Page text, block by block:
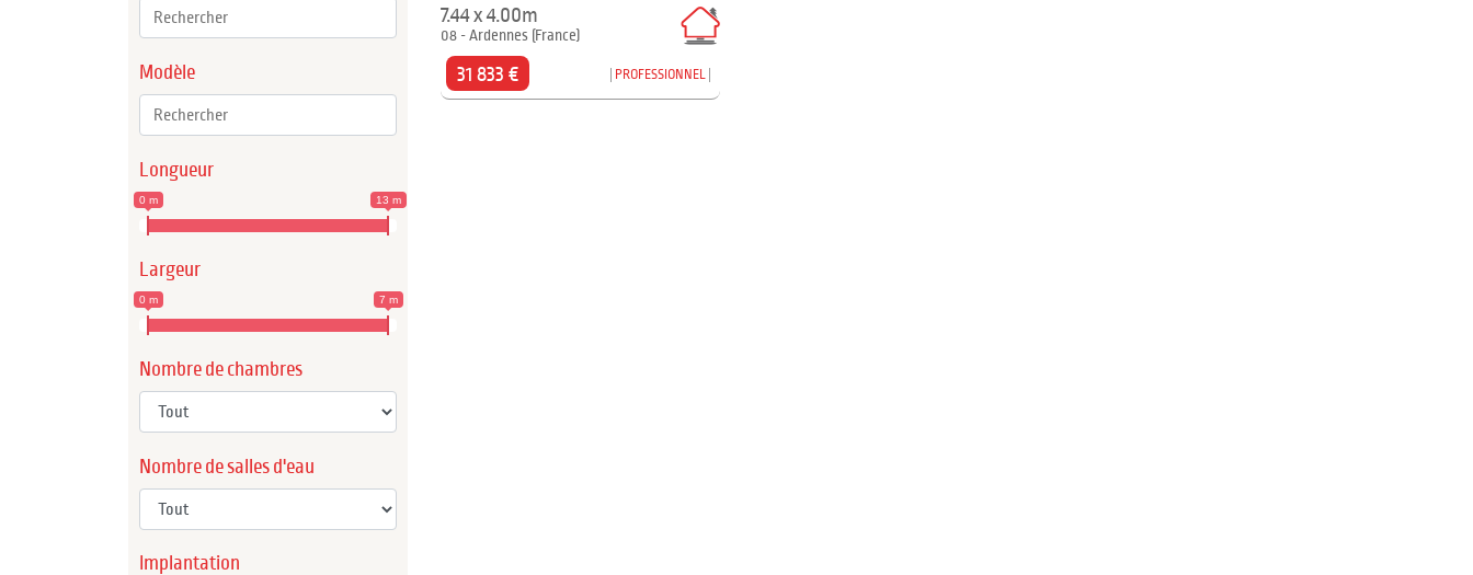
Modèle
Longueur
0 m 13 m
Largeur
0 m 7 m
Nombre de chambres
Nombre de salles d'eau
Implantation
7.44 x 4.00m
08 - Ardennes (France)
31 833 € PROFESSIONNEL